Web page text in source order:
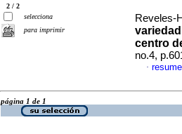
2 / 2
selecciona
para imprimir
Reveles-
centro
no.4,
·
página 1 de 1